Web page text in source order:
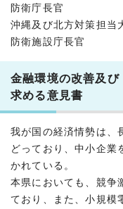
防衛庁長官
沖縄及び北方対策担当
防衛施設庁長官
金融環境の改善及
求める意見書
我が国の経済情勢は、
どっており、中小企業
かれている。
本県においても、競争
ており、また、小規模